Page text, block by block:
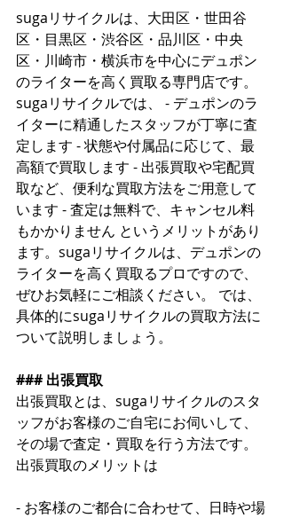
sugaリサイクルは、大田区・世田谷
区・目黒区・渋谷区・品川区・中央
区・川崎市・横浜市を中心にデュポン
のライターを高く買取る専門店です。
sugaリサイクルでは、 - デュポンのラ
イターに精通したスタッフが丁寧に査
定します - 状態や付属品に応じて、最
高額で買取します - 出張買取や宅配買
取など、便利な買取方法をご用意して
います - 査定は無料で、キャンセル料
もかかりません というメリットがあり
ます。sugaリサイクルは、デュポンの
ライターを高く買取るプロですので、
ぜひお気軽にご相談ください。 では、
具体的にsugaリサイクルの買取方法に
ついて説明しましょう。
### 出張買取
出張買取とは、sugaリサイクルのスタ
ッフがお客様のご自宅にお伺いして、
その場で査定・買取を行う方法です。
出張買取のメリットは
- お客様のご都合に合わせて、日時や場